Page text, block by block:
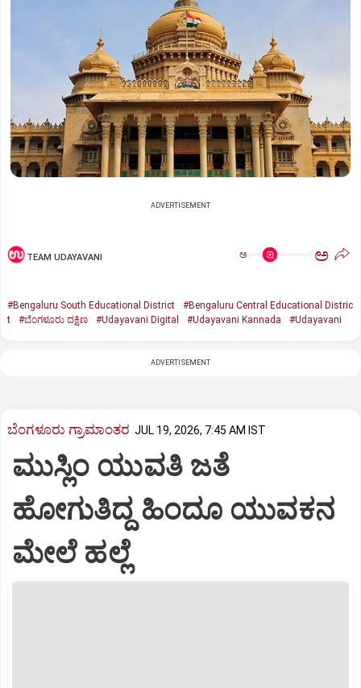
ADVERTISEMENT
TEAM UDAYAVANI ಅ ಅ
#Bengaluru South Educational District
#Bengaluru Central Educational Distric
t
#ಬೆಂಗಳೂರು ದಕ್ಷಿಣ #Udayavani Digital #Udayavani Kannada #Udayavani
ADVERTISEMENT
ಬೆಂಗಳೂರು ಗ್ರಾಮಾಂತರ JUL 19, 2026, 7:45 AM IST
ಮುಸ್ಲಿಂ ಯುವತಿ ಜತೆ
ಹೋಗುತಿದ್ದ ಹಿಂದೂ ಯುವಕನ
ಮೇಲೆ ಹಲ್ಲೆ